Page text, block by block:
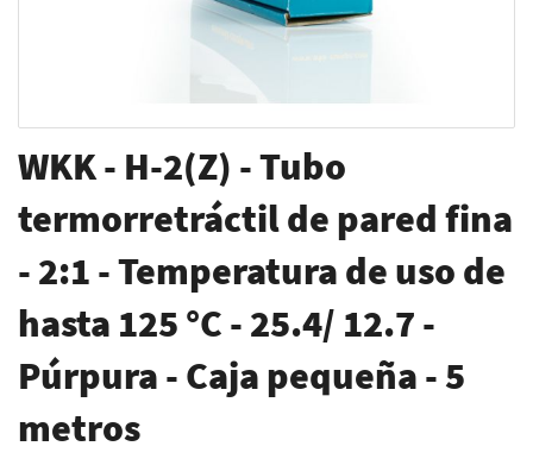
al
comienzo
de
galería
de
WKK - H-2(Z) - Tubo
termorretráctil de pared fina
- 2:1 - Temperatura de uso de
hasta 125 °C - 25.4/ 12.7 -
Púrpura - Caja pequeña - 5
metros